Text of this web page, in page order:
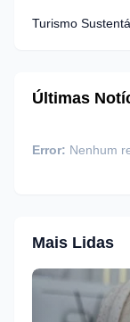
Turismo
Últimas
Error: Nenhum
Mais Lidas